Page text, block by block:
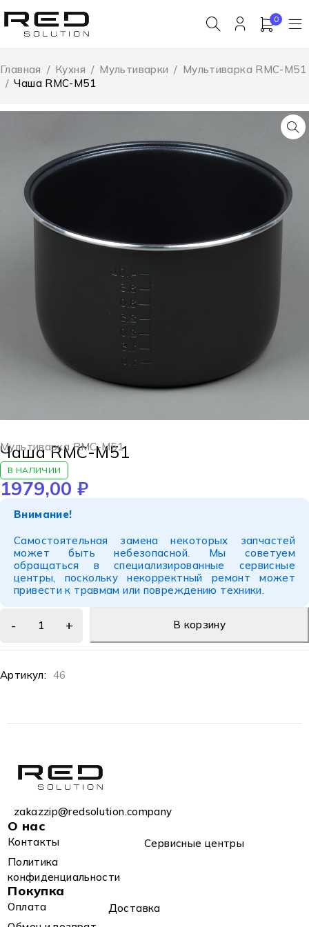
0
Главная / Кухня / Мультиварки / Мультиварка RMC-M51
/ Чаша RMC-M51
Мультиварка RMC-M51
Чаша RMC-M51
В НАЛИЧИИ
1979,00 ₽
Внимание!
Самостоятельная замена некоторых запчастей
может быть небезопасной. Мы советуем
обращаться в специализированные сервисные
центры, поскольку некорректный ремонт может
привести к травмам или повреждению техники.
В корзину
Артикул: 46
zakazzip@redsolution.company
О нас
Контакты
Сервисные центры
Политика
конфиденциальности
Покупка
Оплата
Доставка